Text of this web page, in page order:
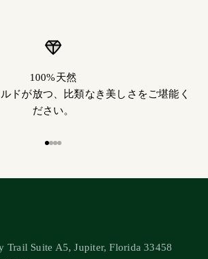
100%天然
ドが放つ、比類なき美しさをご堪能く
ださい。
Trail Suite A5, Jupiter, Florida 33458